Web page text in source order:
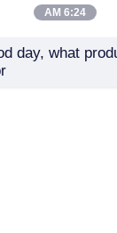
6:24 AM
day, what